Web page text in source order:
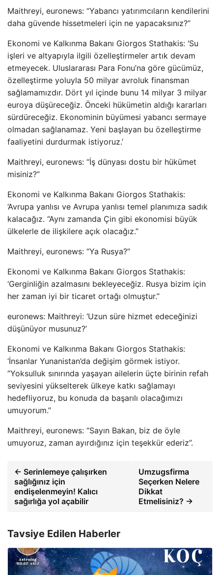
Maithreyi, euronews: “Yabancı yatırımcıların kendilerini
daha güvende hissetmeleri için ne yapacaksınız?”
Ekonomi ve Kalkınma Bakanı Giorgos Stathakis: ‘Su
işleri ve altyapıyla ilgili özelleştirmeler artık devam
etmeyecek. Uluslararası Para Fonu’na göre gücümüz,
özelleştirme yoluyla 50 milyar avroluk finansman
sağlamamızdır. Dört yıl içinde bunu 14 milyar 3 milyar
euroya düşüreceğiz. Önceki hükümetin aldığı kararları
sürdüreceğiz. Ekonominin büyümesi yabancı sermaye
olmadan sağlanamaz. Yeni başlayan bu özelleştirme
faaliyetini durdurmak istiyoruz.’
Maithreyi, euronews: “İş dünyası dostu bir hükümet
misiniz?”
Ekonomi ve Kalkınma Bakanı Giorgos Stathakis:
‘Avrupa yanlısı ve Avrupa yanlısı temel planımıza sadık
kalacağız. “Aynı zamanda Çin gibi ekonomisi büyük
ülkelerle de ilişkilere açık olacağız.”
Maithreyi, euronews: “Ya Rusya?”
Ekonomi ve Kalkınma Bakanı Giorgos Stathakis:
‘Gerginliğin azalmasını bekleyeceğiz. Rusya bizim için
her zaman iyi bir ticaret ortağı olmuştur.”
euronews: Maithreyi: ‘Uzun süre hizmet edeceğinizi
düşünüyor musunuz?’
Ekonomi ve Kalkınma Bakanı Giorgos Stathakis:
‘İnsanlar Yunanistan’da değişim görmek istiyor.
“Yoksulluk sınırında yaşayan ailelerin üçte birinin refah
seviyesini yükselterek ülkeye katkı sağlamayı
hedefliyoruz, bu konuda da başarılı olacağımızı
umuyorum.”
Maithreyi, euronews: “Sayın Bakan, biz de öyle
umuyoruz, zaman ayırdığınız için teşekkür ederiz”.
← Serinlemeye çalışırken
sağlığınız için
endişelenmeyin! Kalıcı
sağırlığa yol açabilir
Umzugsfirma
Seçerken Nelere
Dikkat
Etmelisiniz? →
Tavsiye Edilen Haberler